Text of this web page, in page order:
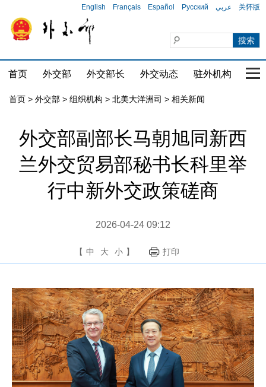
English Français Español Русский عربي 关怀版
首页 外交部 外交部长 外交动态 驻外机构 国
首页 > 外交部 > 组织机构 > 北美大洋洲司 > 相关新闻
外交部副部长马朝旭同新西
兰外交贸易部秘书长科里举
行中新外交政策磋商
2026-04-24 09:12
【 中 大 小 】 打印